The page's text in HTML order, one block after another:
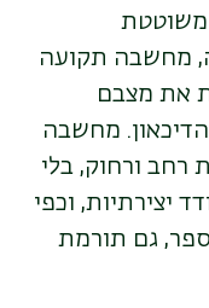
משוטטת
מחשבה תקועה
את מצבם
מחשבה
רחב ורחוק, בלי
יצירתיות, וכפי
גם תורמת